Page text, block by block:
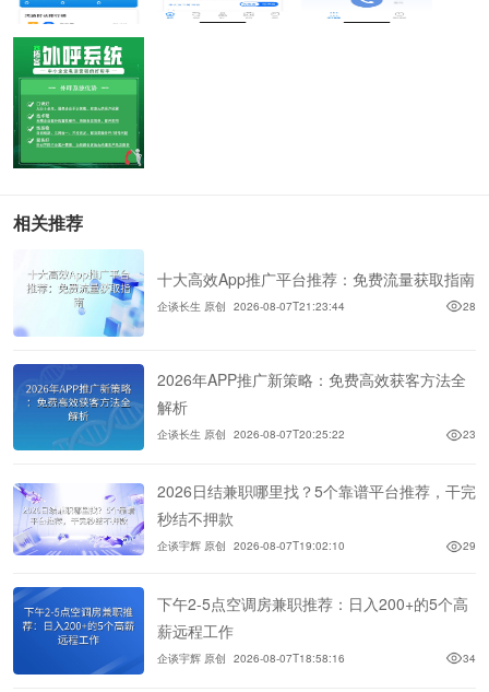
相关推荐
十大高效App推广平台推荐：免费流量获取指南
企谈长生 原创 2026-08-07T21:23:44 28
2026年APP推广新策略：免费高效获客方法全
解析
企谈长生 原创 2026-08-07T20:25:22 23
2026日结兼职哪里找？5个靠谱平台推荐，干完
秒结不押款
企谈宇辉 原创 2026-08-07T19:02:10 29
下午2-5点空调房兼职推荐：日入200+的5个高
薪远程工作
企谈宇辉 原创 2026-08-07T18:58:16 34